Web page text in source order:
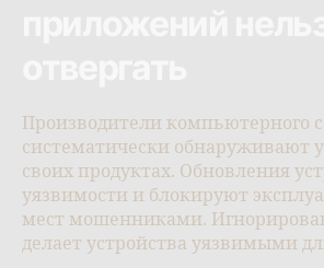
Производители компьютерного
систематически обнаруживают
своих продуктах. Обновления
уязвимости и блокируют
мест мошенниками.
делает устройства уязвимыми